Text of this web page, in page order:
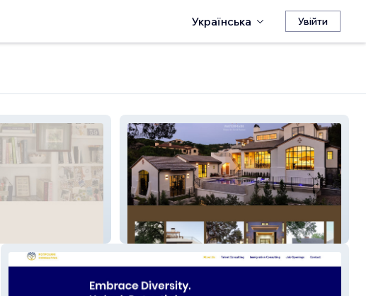
Українська Увійти
watermark